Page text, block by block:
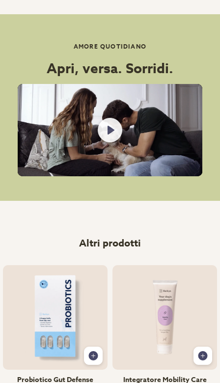
AMORE QUOTIDIANO
Apri, versa. Sorridi.
Play
Altri prodotti
Probiotico Gut Defense Integratore Mobility Care